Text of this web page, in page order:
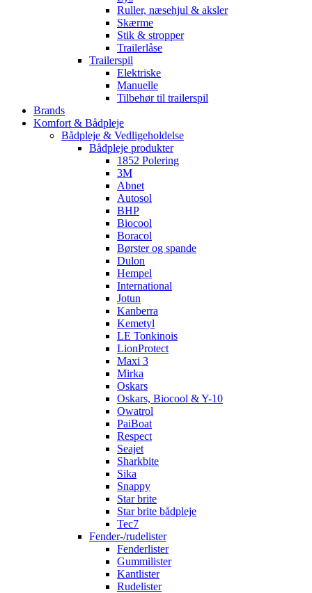
Ruller, næsehjul & aksler
Skærme
Stik & stropper
Trailerlåse
Trailerspil
Elektriske
Manuelle
Tilbehør til trailerspil
Brands
Komfort & Bådpleje
Bådpleje & Vedligeholdelse
Bådpleje produkter
1852 Polering
3M
Abnet
Autosol
BHP
Biocool
Boracol
Børster og spande
Dulon
Hempel
International
Jotun
Kanberra
Kemetyl
LE Tonkinois
LionProtect
Maxi 3
Mirka
Oskars
Oskars, Biocool & Y-10
Owatrol
PaiBoat
Respect
Seajet
Sharkbite
Sika
Snappy
Star brite
Star brite bådpleje
Tec7
Fender-/rudelister
Fenderlister
Gummilister
Kantlister
Rudelister